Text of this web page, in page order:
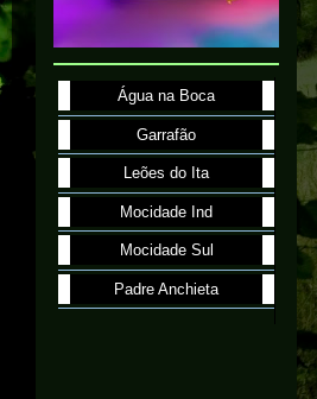
Água na Boca
Garrafão
Leões do Ita
Mocidade Ind
Mocidade Sul
Padre Anchieta